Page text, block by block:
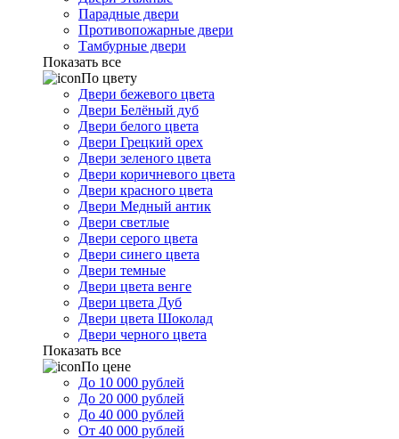
Парадные двери
Противопожарные двери
Тамбурные двери
Показать все
По цвету
Двери бежевого цвета
Двери Белёный дуб
Двери белого цвета
Двери Грецкий орех
Двери зеленого цвета
Двери коричневого цвета
Двери красного цвета
Двери Медный антик
Двери светлые
Двери серого цвета
Двери синего цвета
Двери темные
Двери цвета венге
Двери цвета Дуб
Двери цвета Шоколад
Двери черного цвета
Показать все
По цене
До 10 000 рублей
До 20 000 рублей
До 40 000 рублей
От 40 000 рублей